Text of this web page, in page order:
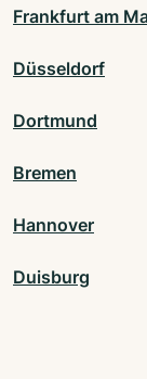
Frankfurt am
Düsseldorf
Dortmund
Bremen
Hannover
Duisburg